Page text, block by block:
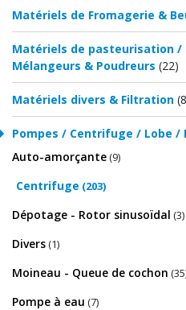
Matériels de Fromagerie &
Matériels de pasteurisation /
Mélangeurs & Poudreurs (22)
Matériels divers & Filtration
Pompes / Centrifuge / Lobe /
Auto-amorçante(9)
Centrifuge (203)
Dépotage - Rotor sinusoïdal (3)
Divers(1)
Moineau - Queue de cochon
Pompe à eau (7)